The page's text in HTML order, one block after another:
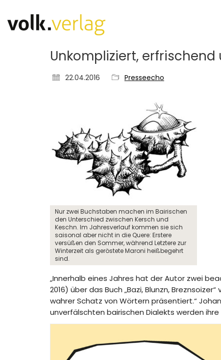
Unkompliziert,
22.04.2016 Presseecho
Nur zwei Buchstaben machen im Bairischen
den Unterschied zwischen Kersch und
Keschn. Im Jahresverlauf kommen sie sich
saisonal aber nicht in die Quere: Erstere
versüßen den Sommer, während Letztere zur
Winterzeit als geröstete Maroni heißbegehrt
sind.
„Innerhalb eines Jahres hat der Autor zwei
2016) über das Buch „Bazi, Blunzn,
wahrer Schatz von Wörtern präsentiert.“
unverfälschten bairischen Dialekts werden